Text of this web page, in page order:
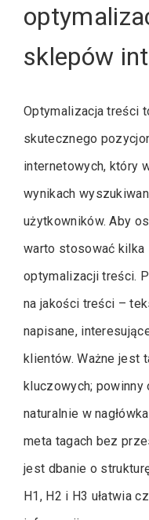
sklepów
Optymalizacja treści
skutecznego
internetowych, który
wynikach
użytkowników. Aby
warto stosować kilka
optymalizacji treści.
na jakości treści –
napisane,
klientów. Ważne jest
kluczowych; powinny
naturalnie w
meta tagach bez
jest dbanie o
H1, H2 i H3 ułatwia